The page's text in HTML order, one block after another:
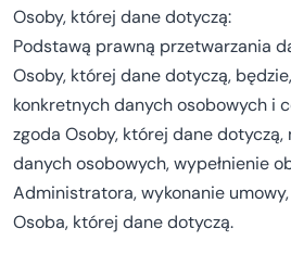
Osoby, której dane dotyczą:
Podstawą prawną przetwarzania
Osoby, której dane dotyczą,
konkretnych danych osobowych i
zgoda Osoby, której dane
danych osobowych, wypełnienie
Administratora, wykonanie
Osoba, której dane dotyczą.